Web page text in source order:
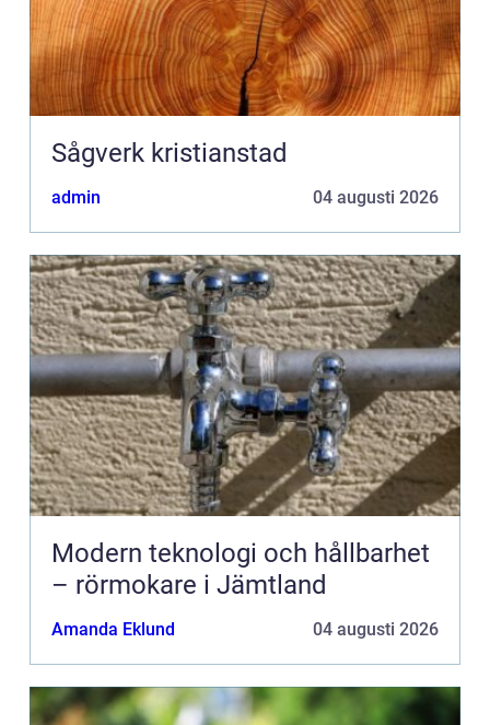
Sågverk kristianstad
admin 04 augusti 2026
Modern teknologi och hållbarhet
– rörmokare i Jämtland
Amanda Eklund 04 augusti 2026